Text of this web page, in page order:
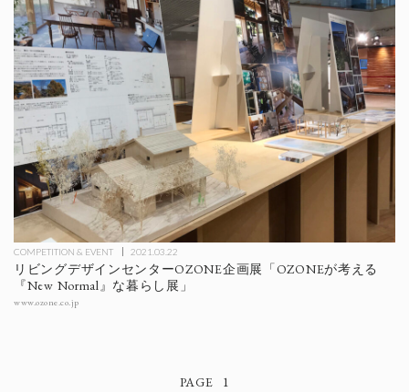
COMPETITION & EVENT 2021.03.22
リビングデザインセンターOZONE企画展「OZONEが考える
『New Normal』な暮らし展」
www.ozone.co.jp
1